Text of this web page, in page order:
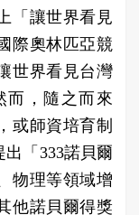
「讓世界看見
際奧林匹亞競
世界看見台灣
而，隨之而來
或師資培育制
「333諾貝爾
物理等領域增
他諾貝爾得獎